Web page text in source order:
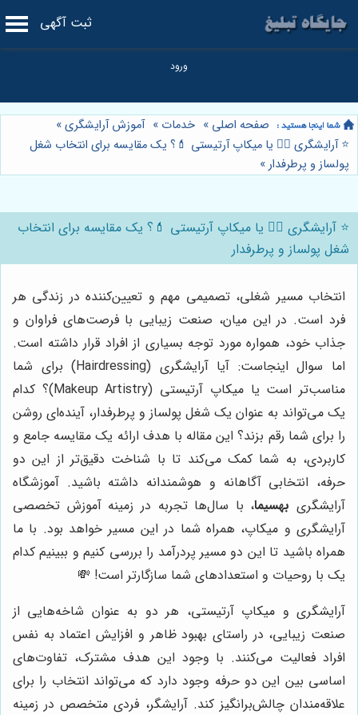
ثبت آگهی
صفحه اصلی » خدمات » آموزش آرایشگری»
⭐️ آرایشگری 💇‍♀️ یا میکاپ آرتیستی 💄؟ یک مقایسه برای انتخاب شغل
پولساز و پرطرفدار»
⭐️ آرایشگری 💇‍♀️ یا میکاپ آرتیستی 💄؟ یک مقایسه برای انتخاب
شغل پولساز و پرطرفدار
انتخاب مسیر شغلی، تصمیمی مهم و تعیین‌کننده در زندگی هر
فرد است. در این میان، صنعت زیبایی با فرصت‌های فراوان و
جذاب خود، همواره مورد توجه بسیاری از افراد قرار داشته است.
اما سوال اینجاست: آیا آرایشگری (Hairdressing) برای شما
مناسب‌تر است یا میکاپ آرتیستی (Makeup Artistry)؟ کدام
یک می‌تواند به عنوان یک شغل پولساز و پرطرفدار، آینده‌ای روشن
را برای شما رقم بزند؟ این مقاله با هدف ارائه یک مقایسه جامع و
کاربردی، به شما کمک می‌کند تا با شناخت دقیق‌تر از این دو
حرفه، انتخابی آگاهانه و هوشمندانه داشته باشید. آموزشگاه
آرایشگری بهسیما، با سال‌ها تجربه در زمینه آموزش تخصصی
آرایشگری و میکاپ، همراه شما در این مسیر خواهد بود. با ما
همراه باشید تا این دو مسیر پردرآمد را بررسی کنیم و ببینیم کدام
یک با روحیات و استعدادهای شما سازگارتر است! 💸
آرایشگری و میکاپ آرتیستی، هر دو به عنوان شاخه‌هایی از
صنعت زیبایی، در راستای بهبود ظاهر و افزایش اعتماد به نفس
افراد فعالیت می‌کنند. با وجود این هدف مشترک، تفاوت‌های
اساسی بین این دو حرفه وجود دارد که می‌تواند انتخاب را برای
علاقه‌مندان چالش‌برانگیز کند. آرایشگر، فردی متخصص در زمینه